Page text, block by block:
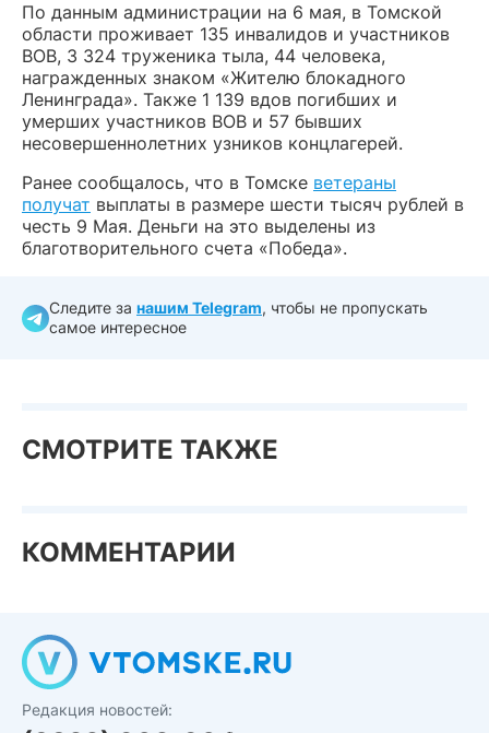
По данным администрации на 6 мая, в Томской
области проживает 135 инвалидов и участников
ВОВ, 3 324 труженика тыла, 44 человека,
награжденных знаком «Жителю блокадного
Ленинграда». Также 1 139 вдов погибших и
умерших участников ВОВ и 57 бывших
несовершеннолетних узников концлагерей.
Ранее сообщалось, что в Томске ветераны
получат выплаты в размере шести тысяч рублей в
честь 9 Мая. Деньги на это выделены из
благотворительного счета «Победа».
Следите за нашим Telegram, чтобы не пропускать
самое интересное
СМОТРИТЕ ТАКЖЕ
КОММЕНТАРИИ
Редакция новостей: